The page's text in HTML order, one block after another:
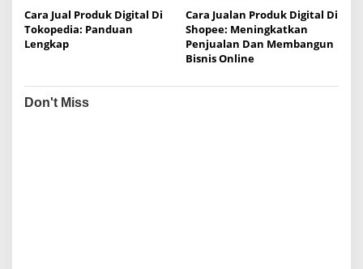
n
Cara Jual Produk Digital Di
Tokopedia: Panduan
Lengkap
Cara Jualan Produk Digital Di
Shopee: Meningkatkan
Penjualan Dan Membangun
Bisnis Online
Don't Miss